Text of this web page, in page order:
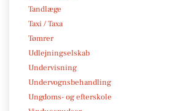
Tandlæge
Taxi / Taxa
Tømrer
Udlejningselskab
Undervisning
Undervognsbehandling
Ungdoms- og efterskole